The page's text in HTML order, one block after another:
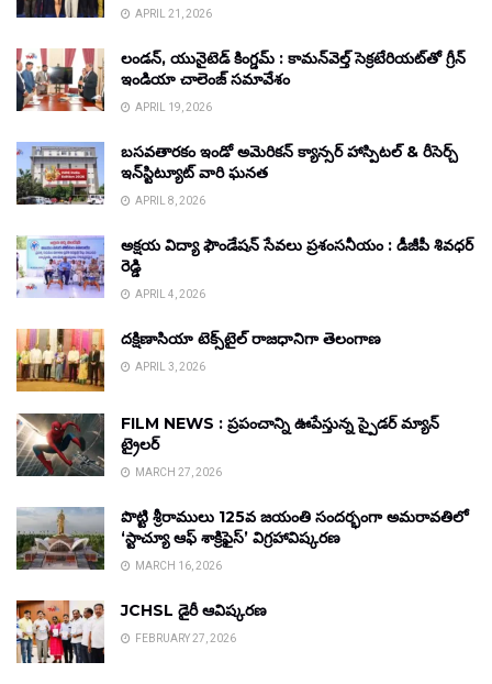
APRIL 21, 2026
లండన్, యునైటెడ్ కింగ్డమ్ : కామన్‌వెల్త్ సెక్రటేరియట్‌తో గ్రీన్
ఇండియా చాలెంజ్ సమావేశం
APRIL 19, 2026
బసవతారకం ఇండో అమెరికన్ క్యాన్సర్ హాస్పిటల్ & రీసెర్చ్
ఇన్‌స్టిట్యూట్ వారి ఘనత
APRIL 8, 2026
అక్షయ విద్యా ఫౌండేషన్ సేవలు ప్రశంసనీయం : డీజీపీ శివధర్
రెడ్డి
APRIL 4, 2026
దక్షిణాసియా టెక్స్‌టైల్ రాజధానిగా తెలంగాణ
APRIL 3, 2026
FILM NEWS : ప్రపంచాన్ని ఊపేస్తున్న స్పైడర్ మ్యాన్
ట్రైలర్
MARCH 27, 2026
పొట్టి శ్రీరాములు 125వ జయంతి సందర్భంగా అమరావతిలో
‘స్టాచ్యూ ఆఫ్ శాక్రిఫైస్’ విగ్రహావిష్కరణ
MARCH 16, 2026
JCHSL డైరీ ఆవిష్కరణ
FEBRUARY 27, 2026